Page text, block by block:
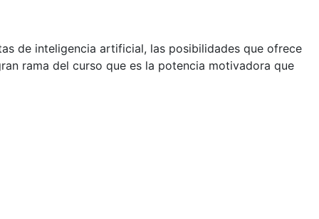
de inteligencia artificial, las posibilidades que ofrece
rama del curso que es la potencia motivadora que